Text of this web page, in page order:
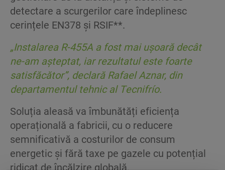
detectare a scurgerilor care îndeplinesc
cerințele EN378 și RSIF**.
„Instalarea R-455A a fost mai ușoară decât
ne-am așteptat, iar rezultatul este foarte
satisfăcător”, declară Rafael Aznar, din
departamentul tehnic al Tecnifrío.
Soluția aleasă va îmbunătăți eficiența
operațională a fabricii, cu o reducere
semnificativă a costurilor de consum
energetic și fără taxe pe gazele cu potențial
ridicat de încălzire globală.